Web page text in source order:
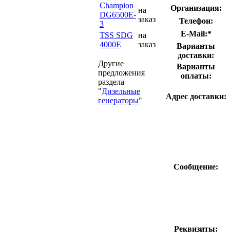
Champion
DG6500E-
3
на
заказ
TSS SDG
4000E
на
заказ
Другие
предложения
раздела
"Дизельные
генераторы"
Организация:
Телефон:
E-Mail:*
Варианты
доставки:
Варианты
оплаты:
Адрес доставки:
Сообщение:
Реквизиты: